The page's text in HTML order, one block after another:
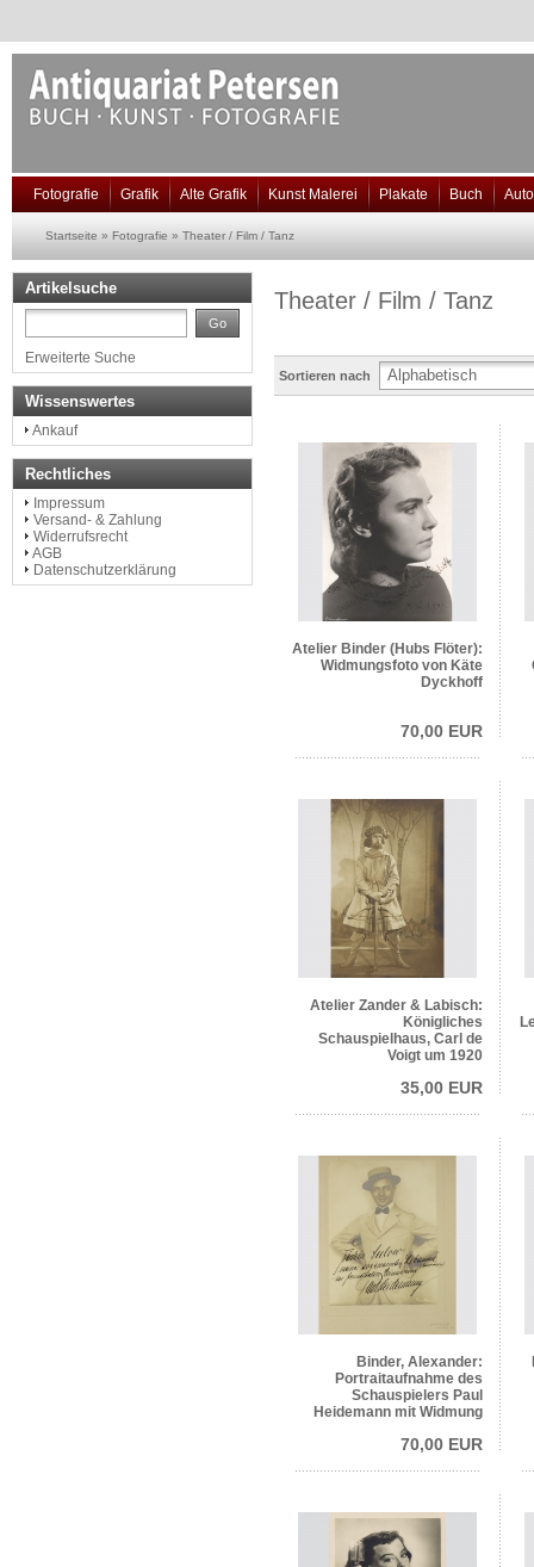
Fotografie Grafik Alte Grafik Kunst Malerei Plakate Buch
Startseite » Fotografie » Theater / Film / Tanz
Theater / Film / Tanz
Sortieren nach
Atelier Binder (Hubs Flöter):
Widmungsfoto von Käte
Dyckhoff
70,00 EUR
Atelier Zander & Labisch:
Königliches
Schauspielhaus, Carl de
Voigt um 1920
35,00 EUR
Binder, Alexander:
Portraitaufnahme des
Schauspielers Paul
Heidemann mit Widmung
70,00 EUR
Artikelsuche
Go
Erweiterte Suche
Wissenswertes
Ankauf
Rechtliches
Impressum
Versand- & Zahlung
Widerrufsrecht
AGB
Datenschutzerklärung